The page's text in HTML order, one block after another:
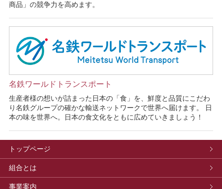
商品」の競争力を高めます。
名鉄ワールドトランスポート
生産者様の想いが詰まった日本の「食」を、鮮度と品質にこだわ
り名鉄グループの確かな輸送ネットワークで世界へ届けます。 日
本の味を世界へ。日本の食文化をともに広めていきましょう！
トップページ
組合とは
事業案内